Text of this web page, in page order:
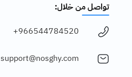
تواصل من خلال:
966544784520+
support@nosghy.com